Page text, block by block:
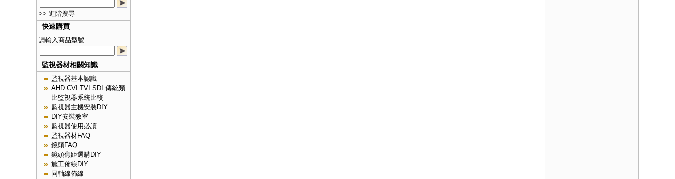
>> 進階搜尋
快速購買
請輸入商品型號.
監視器材相關知識
監視器基本認識
AHD.CVI.TVI.SDI.傳統類
比監視器系統比較
監視器主機安裝DIY
DIY安裝教室
監視器使用必讀
監視器材FAQ
鏡頭FAQ
鏡頭焦距選購DIY
施工佈線DIY
同軸線佈線